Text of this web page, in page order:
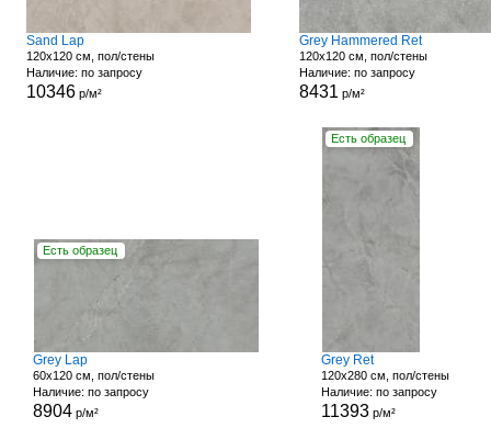
Sand Lap
120x120 см, пол/стены
Наличие: по запросу
10346р/м²
Grey Hammered Ret
120x120 см, пол/стены
Наличие: по запросу
8431 р/м²
Есть образец
Grey Lap
60x120 см, пол/стены
Наличие: по запросу
8904 р/м²
Есть образец
Grey Ret
120x280 см, пол/стены
Наличие: по запросу
11393 р/м²